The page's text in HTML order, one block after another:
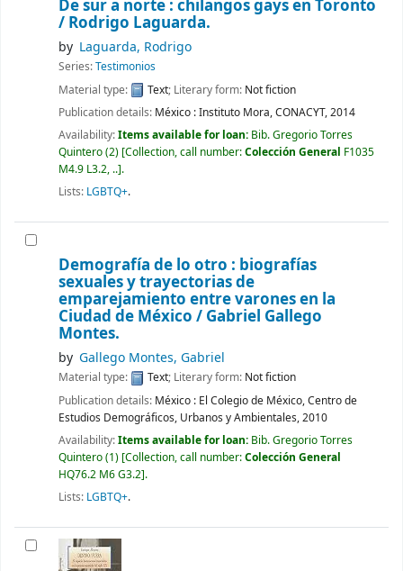
De sur a norte : chilangos gays en Toronto
/ Rodrigo Laguarda.
by Laguarda, Rodrigo
Series:Testimonios
Material type:
Text; Literary form: Not fiction
Publication details: México :Instituto Mora, CONACYT,2014
Availability:Items available for loan: Bib. Gregorio Torres
Quintero(2) Collection, call number:Colección General F1035
M4.9 L3.2, .. .
Lists: LGBTQ+.
Demografía de lo otro : biografías
sexuales y trayectorias de
emparejamiento entre varones en la
Ciudad de México / Gabriel Gallego
Montes.
by Gallego Montes, Gabriel
Material type: Text; Literary form: Not fiction
Publication details: México : El Colegio de México, Centro de
Estudios Demográficos, Urbanos y Ambientales,2010
Availability:Items available for loan: Bib. Gregorio Torres
Quintero(1) Collection, call number:Colección General
HQ76.2 M6 G3.2 .
Lists: LGBTQ+.